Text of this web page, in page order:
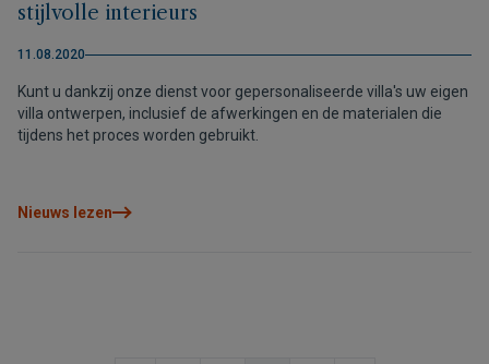
stijlvolle interieurs
11.08.2020
Kunt u dankzij onze dienst voor gepersonaliseerde villa's uw eigen
villa ontwerpen, inclusief de afwerkingen en de materialen die
tijdens het proces worden gebruikt.
Nieuws lezen